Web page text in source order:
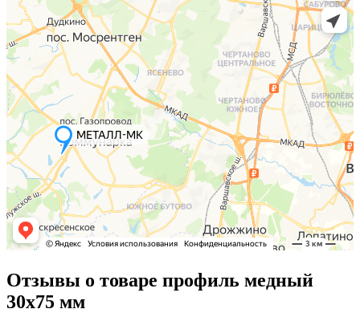
Отзывы о товаре профиль медный
30х75 мм